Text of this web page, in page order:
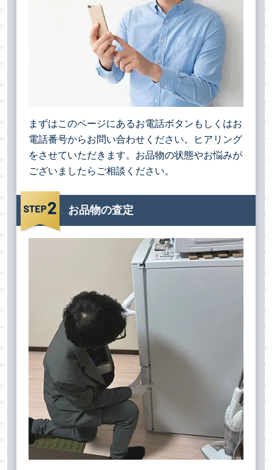
まずはこのページにあるお電話ボタンもしくはお
電話番号からお問い合わせください。ヒアリング
をさせていただきます。お品物の状態やお悩みが
ございましたらご相談ください。
お品物の査定